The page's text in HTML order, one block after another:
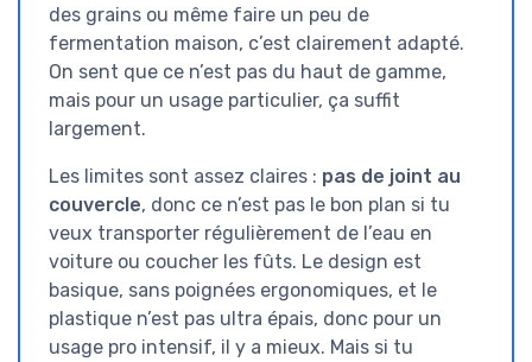
des grains ou même faire un peu de
fermentation maison, c’est clairement adapté.
On sent que ce n’est pas du haut de gamme,
mais pour un usage particulier, ça suffit
largement.
Les limites sont assez claires : pas de joint au
couvercle, donc ce n’est pas le bon plan si tu
veux transporter régulièrement de l’eau en
voiture ou coucher les fûts. Le design est
basique, sans poignées ergonomiques, et le
plastique n’est pas ultra épais, donc pour un
usage pro intensif, il y a mieux. Mais si tu